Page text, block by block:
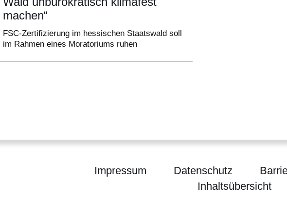
machen“
FSC-Zertifizierung im hessischen Staatswald soll
im Rahmen eines Moratoriums ruhen
für Landwirtschaft und Umwelt, Weinbau, Forsten, Jagd und
Impressum Datenschutz
Inhaltsübersicht